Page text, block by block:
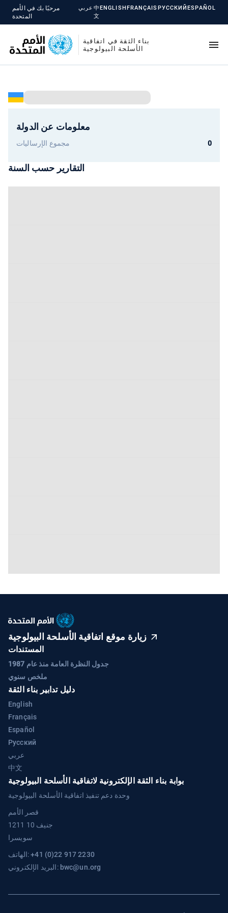
مرحبًا بك في الأمم
المتحدة
عربي 中
文
ENGLISHFRANÇAISРУССКИЙESPAÑOL
بناء الثقة في اتفاقية
الأسلحة البيولوجية
التقارير حسب السنة
معلومات عن الدولة
مجموع الإرساليات 0
زيارة موقع اتفاقية الأسلحة البيولوجية
المستندات
جدول النظرة العامة منذ عام 1987
ملخص سنوي
دليل تدابير بناء الثقة
English
Français
Español
Русский
عربي
中文
بوابة بناء الثقة الإلكترونية لاتفاقية الأسلحة البيولوجية
وحدة دعم تنفيذ اتفاقية الأسلحة البيولوجية
قصر الأمم
1211 جنيف 10
سويسرا
الهاتف:+41 (0)22 917 2230
البريد الإلكتروني: bwc@un.org